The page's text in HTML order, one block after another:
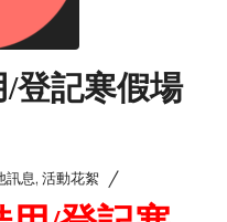
登記寒假場
訊息,活動花絮 /